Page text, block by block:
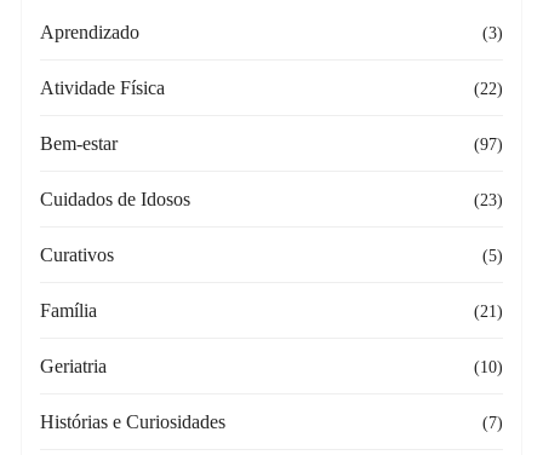
Aprendizado (3)
Atividade Física (22)
Bem-estar (97)
Cuidados de Idosos (23)
Curativos (5)
Família (21)
Geriatria (10)
Histórias e Curiosidades (7)